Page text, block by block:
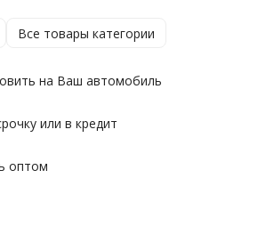
Все товары категории
на Ваш автомобиль
или в кредит
оптом